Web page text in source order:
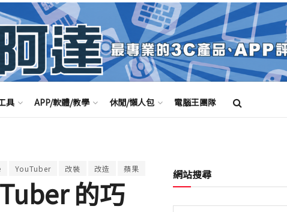
具 APP/軟體/教學 休閒/懶人包 電腦王團隊
YouTuber 改裝 改造 蘋果
的巧
網站搜尋